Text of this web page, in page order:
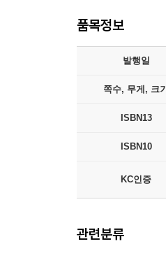
품목정보
발행일
쪽수, 무게, 크기
ISBN13
ISBN10
KC인증
관련분류